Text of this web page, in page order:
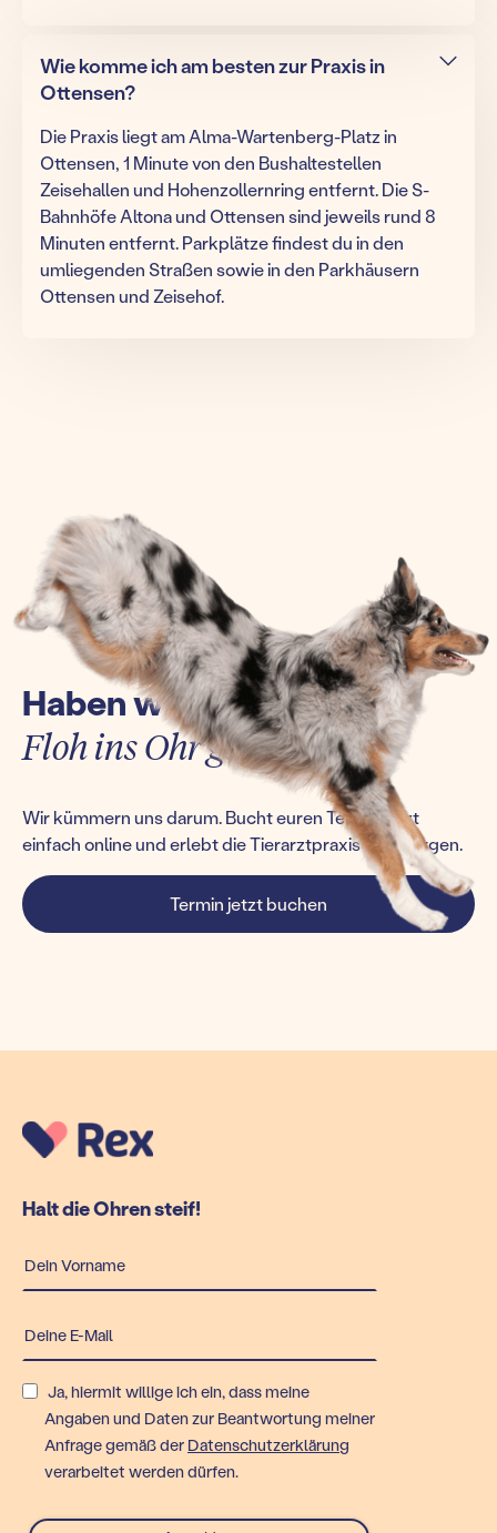
Wie komme ich am besten zur Praxis in
Ottensen?
Die Praxis liegt am Alma-Wartenberg-Platz in
Ottensen, 1 Minute von den Bushaltestellen
Zeisehallen und Hohenzollernring entfernt. Die S-
Bahnhöfe Altona und Ottensen sind jeweils rund 8
Minuten entfernt. Parkplätze findest du in den
umliegenden Straßen sowie in den Parkhäusern
Ottensen und Zeisehof.
Haben wir euch einen
Floh ins Ohr gesetzt?
Wir kümmern uns darum. Bucht euren Termin jetzt
einfach online und erlebt die Tierarztpraxis von morgen.
Termin jetzt buchen
Halt die Ohren steif!
Ja, hiermit willige ich ein, dass meine
Angaben und Daten zur Beantwortung meiner
Anfrage gemäß der Datenschutzerklärung
verarbeitet werden dürfen.